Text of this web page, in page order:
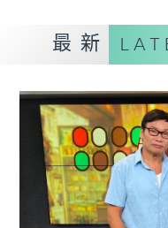
主持：Harry哥哥、周
編導：周綺玲、鄧添
監製：梁學曦
最新